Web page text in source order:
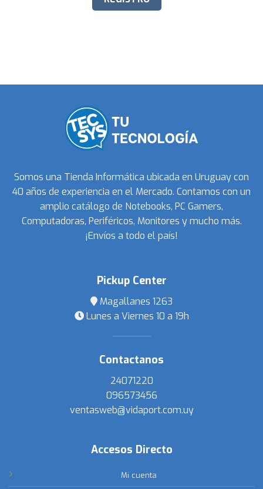
Somos una Tienda Informática ubicada en Uruguay con
40 años de experiencia en el Mercado. Contamos con un
amplio catálogo de Notebooks, PC Gamers,
Computadoras, Periféricos, Monitores y mucho más.
¡Envíos a todo el país!
Pickup Center
Magallanes 1263
Lunes a Viernes 10 a 19h
Contactanos
24071220
096573456
ventasweb@vidaport.com.uy
Accesos Directo
Mi cuenta